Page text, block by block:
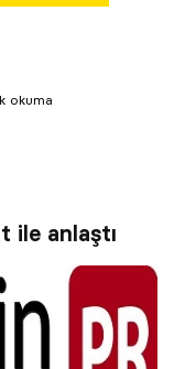
okuma
ile anlaştı